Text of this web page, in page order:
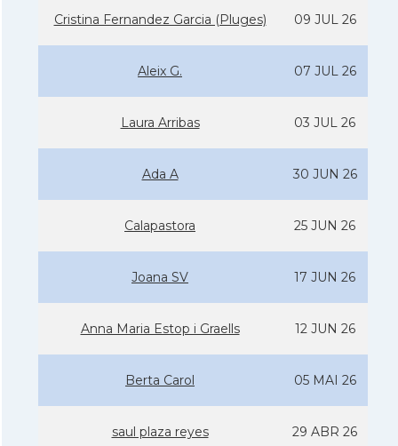
Cristina Fernandez Garcia (Pluges) 09 JUL 26
Aleix G. 07 JUL 26
Laura Arribas 03 JUL 26
Ada A 30 JUN 26
Calapastora 25 JUN 26
Joana SV 17 JUN 26
Anna Maria Estop i Graells 12 JUN 26
Berta Carol 05 MAI 26
saul plaza reyes 29 ABR 26